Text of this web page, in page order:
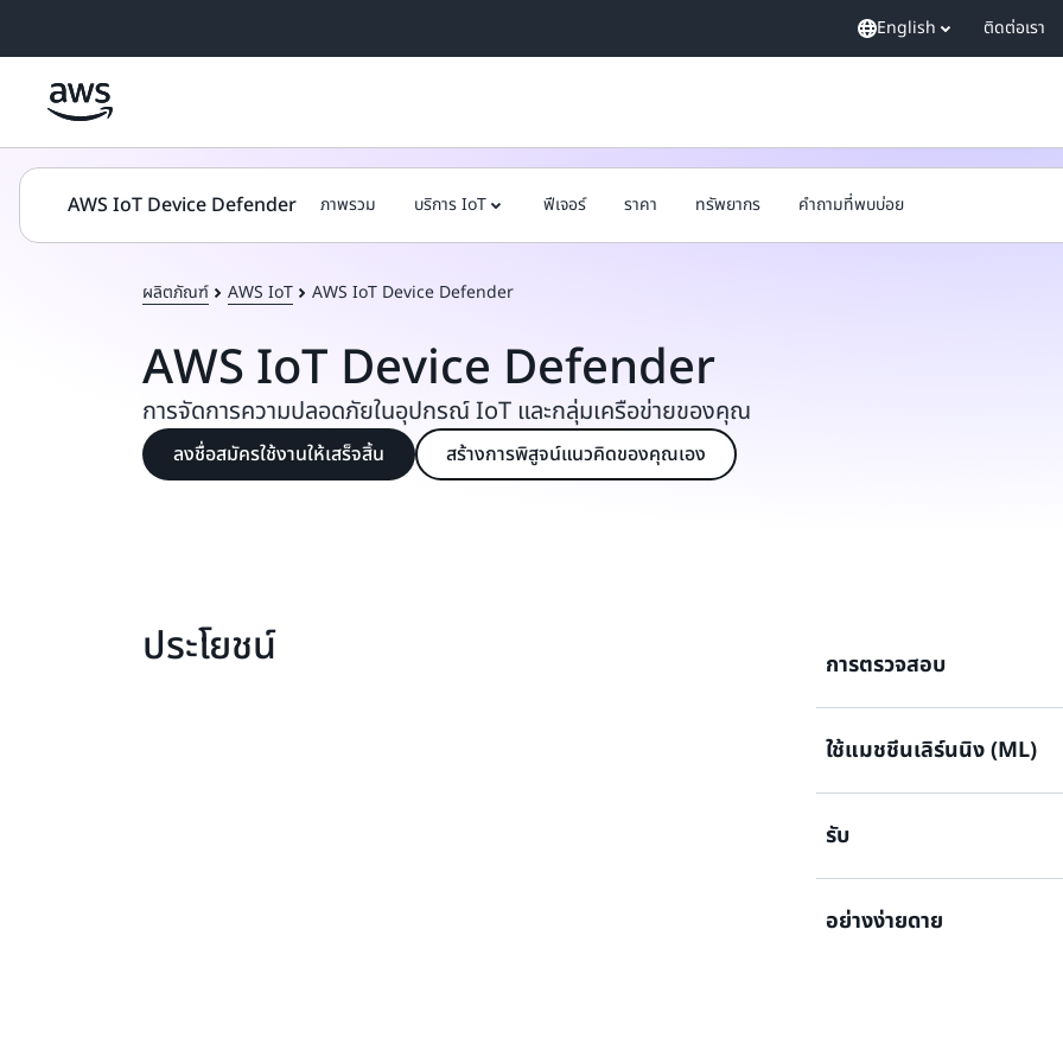
English ติดต่อเรา
AWS IoT Device Defender ภาพรวม บริการ IoT ฟีเจอร์ ราคา ทรัพยากร คำถามที่พบบ่อย
ผลิตภัณฑ์ AWS IoT AWS IoT Device Defender
AWS IoT Device Defender
การจัดการความปลอดภัยในอุปกรณ์ IoT และกลุ่มเครือข่ายของคุณ
ลงชื่อสมัครใช้งานให้เสร็จสิ้น สร้างการพิสูจน์แนวคิดของคุณเอง
ประโยชน์ การตรวจสอบ
ตรวจสอบความปลอดภัยของ
ใช้แมชชีนเลิร์นนิง (ML)
ใช้โมเดลแมชชีนเลิร์นนิง
รับ
รับการแจ้งเตือนการรักษาคว
อย่างง่ายดาย